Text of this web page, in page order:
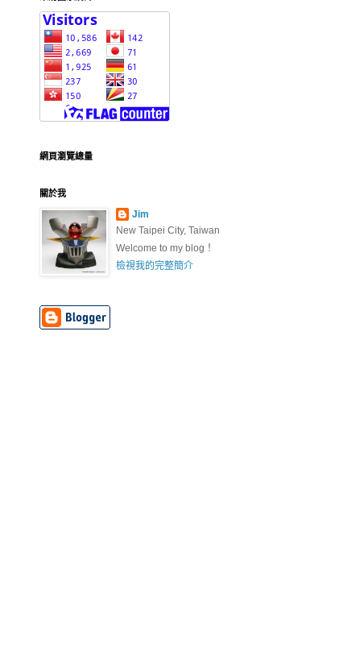
網頁瀏覽總量
關於我
Jim
New Taipei City, Taiwan
Welcome to my blog！
檢視我的完整簡介